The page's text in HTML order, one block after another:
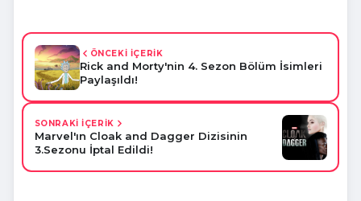
ÖNCEKİ İÇERİK
Rick and Morty'nin 4. Sezon Bölüm İsimleri
Paylaşıldı!
SONRAKİ İÇERİK
Marvel'ın Cloak and Dagger Dizisinin
3.Sezonu İptal Edildi!